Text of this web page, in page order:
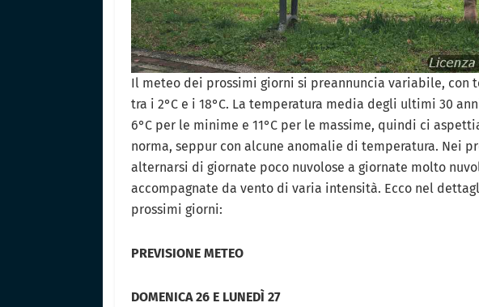
Il meteo dei prossimi giorni si preannuncia variabile, con
tra i 2°C e i 18°C. La temperatura media degli ultimi 30
6°C per le minime e 11°C per le massime, quindi ci
norma, seppur con alcune anomalie di temperatura. Nei
alternarsi di giornate poco nuvolose a giornate molto
accompagnate da vento di varia intensità. Ecco nel
prossimi giorni:
PREVISIONE METEO
DOMENICA 26 E LUNEDÌ 27